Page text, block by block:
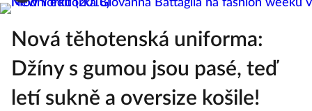
Nová těhotenská uniforma:
Džíny s gumou jsou pasé, teď
letí sukně a oversize košile!